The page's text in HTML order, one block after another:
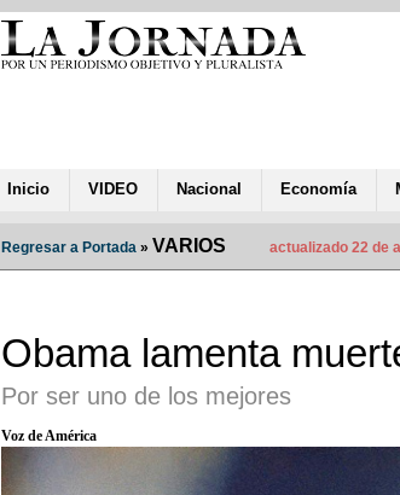
Inicio VIDEO Nacional Economía
Regresar a Portada » VARIOS actualizado 22 de
Obama lamenta
Por ser uno de los mejores
Voz de América